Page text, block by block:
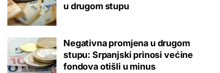
u drugom stupu
Negativna promjena u drugom
stupu: Srpanjski prinosi većine
fondova otišli u minus